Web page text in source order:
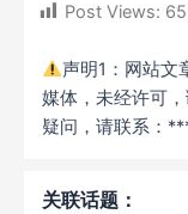
Post Views:
声明1：网站文
媒体，未经许可
疑问，请联系：
关联话题：